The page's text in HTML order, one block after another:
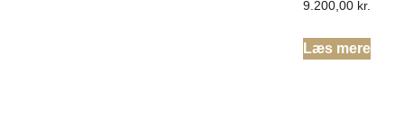
9.200,00 kr.
Læs mere